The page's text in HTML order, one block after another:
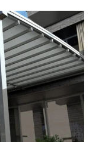
λύση που
προστασία